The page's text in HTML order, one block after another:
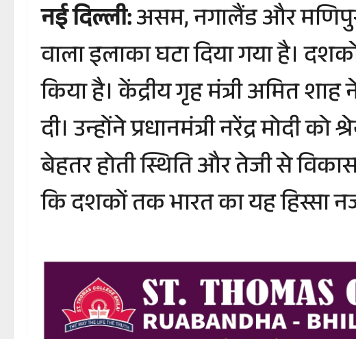
नई दिल्ली:असम, नगालैंड और
वाला इलाका घटा दिया गया है।
किया है। केंद्रीय गृह मंत्री अमित
दी। उन्‍होंने प्रधानमंत्री नरेंद्र मोदी
बेहतर होती स्थिति और तेजी से
कि दशकों तक भारत का यह हिस्सा